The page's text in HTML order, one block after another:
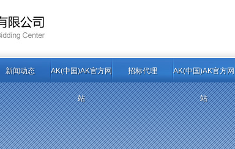
新闻动态 AK(中国)AK官方网
站
招标代理 AK(中国)AK官方网
站